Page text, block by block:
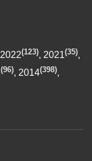
2022(123), 2021(35),
(96), 2014(398),